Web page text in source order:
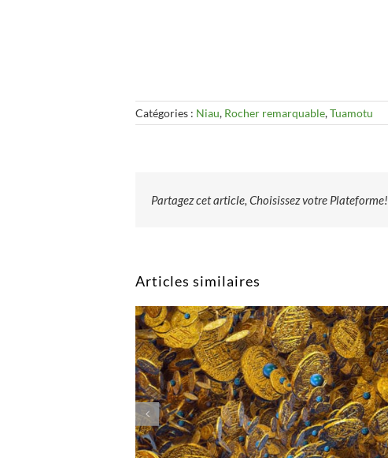
Catégories : Niau, Rocher remarquable,Tuamotu
Partagez cet article, Choisissez votre Plateforme!
Articles similaires